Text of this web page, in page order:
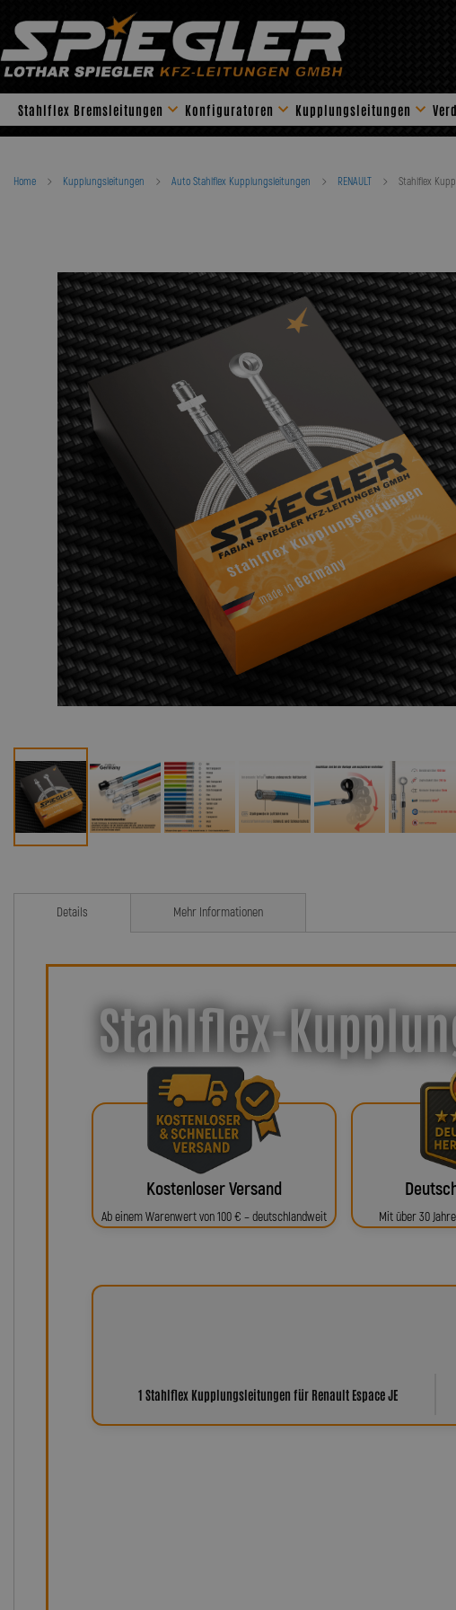
content
Stahlflex Bremsleitungen Konfiguratoren Kupplungsleitungen
Home Kupplungsleitungen Auto Stahlflex Kupplungsleitungen RENAULT Stahlflex
Details
Stahlflex-
Kostenloser Versand
Ab einem Warenwert von 100 € – deutschlandweit Mit über 30
1 Stahlflex Kupplungsleitungen für Renault Espace JE
Mehr Informationen